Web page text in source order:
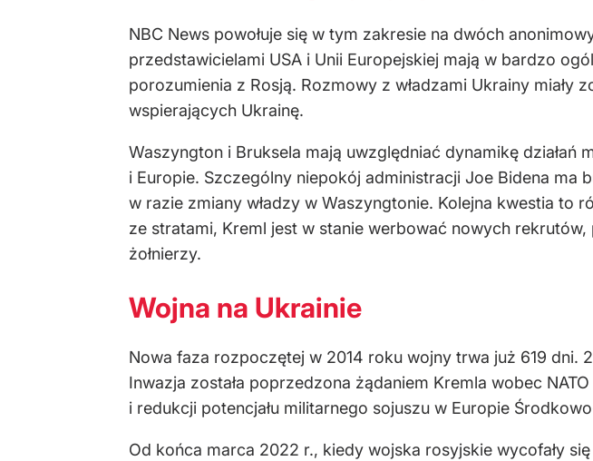
NBC News powołuje się w tym zakresie na dwóch
przedstawicielami USA i Unii Europejskiej mają w bardzo
porozumienia z Rosją. Rozmowy z władzami Ukrainy
wspierających Ukrainę.
Waszyngton i Bruksela mają uwzględniać dynamikę
i Europie. Szczególny niepokój administracji Joe Bidena ma
w razie zmiany władzy w Waszyngtonie. Kolejna kwestia to
ze stratami, Kreml jest w stanie werbować nowych
żołnierzy.
Wojna na Ukrainie
Nowa faza rozpoczętej w 2014 roku wojny trwa już 619 dni.
Inwazja została poprzedzona żądaniem Kremla wobec
i redukcji potencjału militarnego sojuszu w Europie
Od końca marca 2022 r., kiedy wojska rosyjskie wycofały